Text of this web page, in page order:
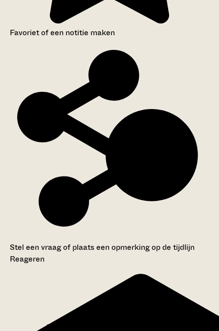
Favoriet of een notitie maken
Stel een vraag of plaats een opmerking op de tijdlijn
Reageren